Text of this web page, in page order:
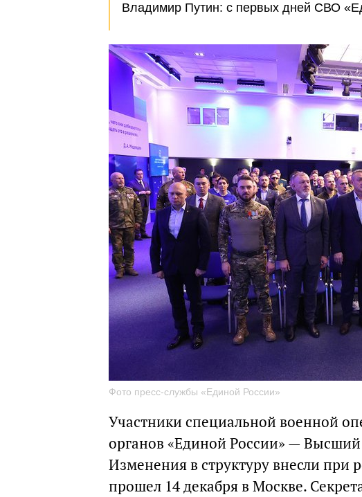
Владимир Путин: с первых дней СВО
Фото пресс-службы «Единой России»
Участники специальной военной
органов «Единой России» —
Изменения в структуру внесли при
прошел 14 декабря в Москве.